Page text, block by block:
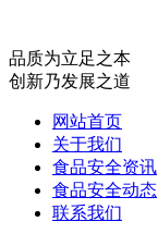
品质为立足之本
创新乃发展之道
网站首页
关于我们
食品安全资讯
食品安全动态
联系我们